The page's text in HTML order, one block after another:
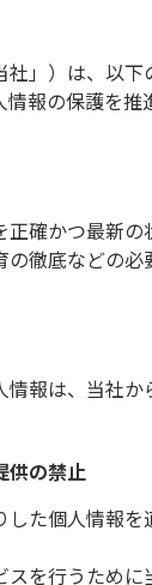
」）は、以下
報の保護を推
確かつ最新
徹底などの
報は、当社
供の禁止
た個人情報
スを行うため